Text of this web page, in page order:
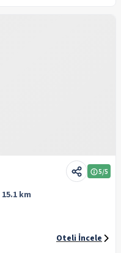
5/5
15.1 km
Oteli İncele